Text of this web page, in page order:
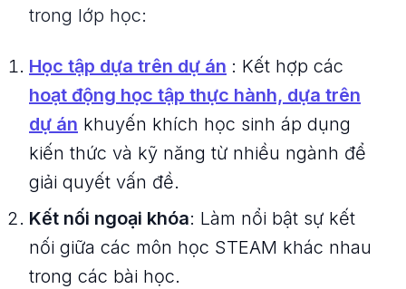
trong lớp học:
Học tập dựa trên dự án : Kết hợp các
hoạt động học tập thực hành, dựa trên
dự án khuyến khích học sinh áp dụng
kiến thức và kỹ năng từ nhiều ngành để
giải quyết vấn đề.
Kết nối ngoại khóa: Làm nổi bật sự kết
nối giữa các môn học STEAM khác nhau
trong các bài học.